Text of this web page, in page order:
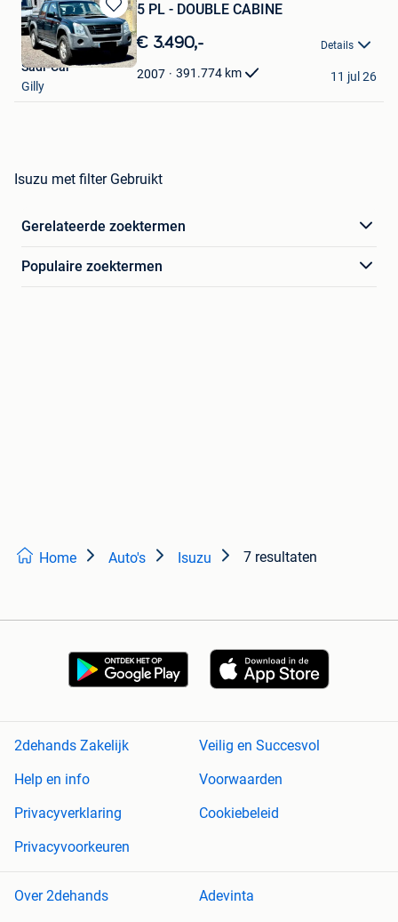
Bewaren
in
Mijn
Favorieten
5 PL - DOUBLE CABINE
€ 3.490,- Details
2007 391.774 km
Sadi-Car
Gilly
11 jul 26
Isuzu met filter Gebruikt
Gerelateerde zoektermen
Populaire zoektermen
Home Auto's Isuzu 7 resultaten
2dehands Zakelijk
Veilig en Succesvol
Help en info
Voorwaarden
Privacyverklaring
Cookiebeleid
Privacyvoorkeuren
Over 2dehands
Adevinta